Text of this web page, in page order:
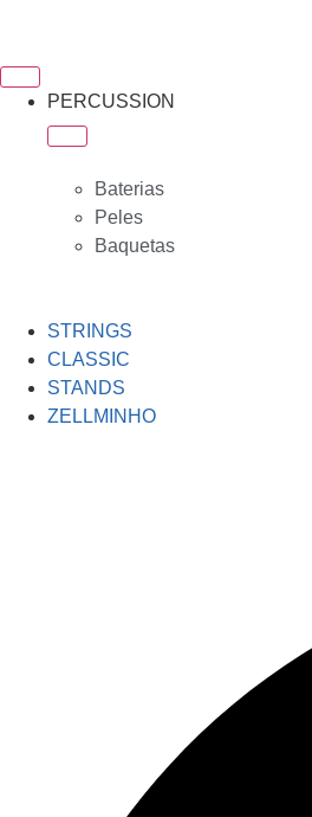
PERCUSSION
Baterias
Peles
Baquetas
STRINGS
CLASSIC
STANDS
ZELLMINHO